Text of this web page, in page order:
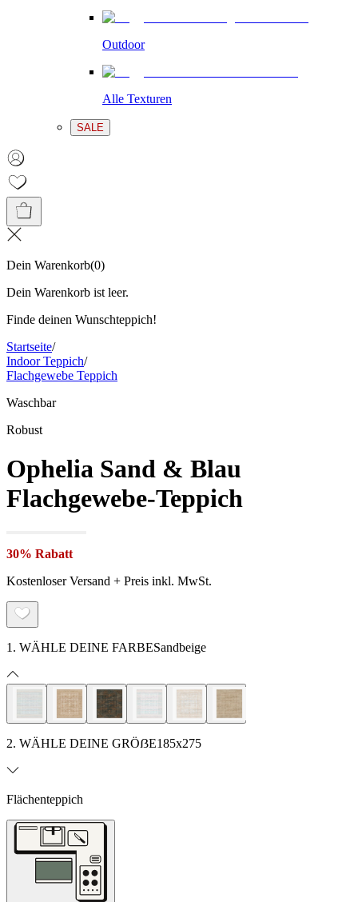
Outdoor
Alle Texturen
SALE
Dein Warenkorb(0)
Dein Warenkorb ist leer.
Finde deinen Wunschteppich!
Startseite/
Indoor Teppich/
Flachgewebe Teppich
Waschbar
Robust
Ophelia Sand & Blau
Flachgewebe-Teppich
30% Rabatt
Kostenloser Versand + Preis inkl. MwSt.
1. WÄHLE DEINE FARBESandbeige
2. WÄHLE DEINE GRÖẞE185x275
Flächenteppich